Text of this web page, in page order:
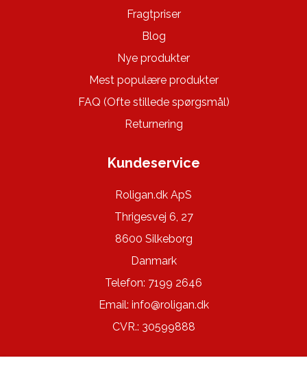
Fragtpriser
Blog
Nye produkter
Mest populære produkter
FAQ (Ofte stillede spørgsmål)
Returnering
Kundeservice
Roligan.dk ApS
Thrigesvej 6, 27
8600 Silkeborg
Danmark
Telefon: 7199 2646
Email: info@roligan.dk
CVR.: 30599888